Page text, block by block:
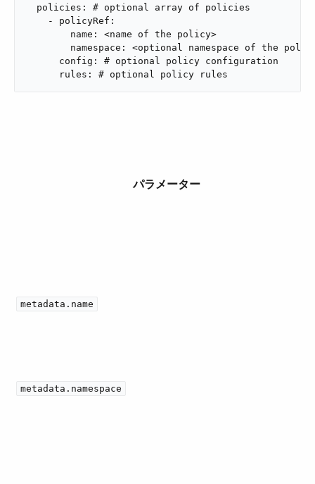
  policies: # optional array of policies
    - policyRef:
        name: <name of the policy>
namespace: <optional namespace of the
      config: # optional policy configuration
      rules: # optional policy rules
パラメーター
metadata.name
metadata.namespace